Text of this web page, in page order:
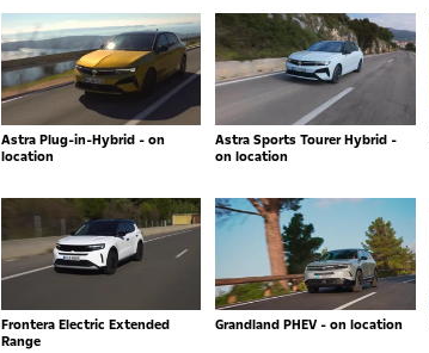
Astra Plug-in-Hybrid - on
location
Astra Sports Tourer Hybrid -
on location
Frontera Electric Extended
Range
Grandland PHEV - on location